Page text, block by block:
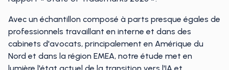
rapport « State of Trademarks 2025 ».
Avec un échantillon composé à parts presque égales de
professionnels travaillant en interne et dans des
cabinets d'avocats, principalement en Amérique du
Nord et dans la région EMEA, notre étude met en